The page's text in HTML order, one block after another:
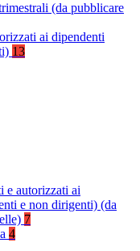
(da pubblicare
ai dipendenti
13
e autorizzati ai
e non dirigenti) (da
7
4